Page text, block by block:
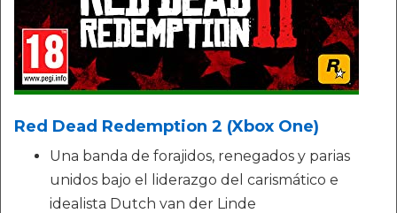
Red Dead Redemption 2 (Xbox One)
Una banda de forajidos, renegados y parias
unidos bajo el liderazgo del carismático e
idealista Dutch van der Linde